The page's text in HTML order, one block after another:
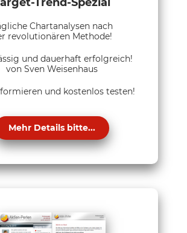
Chartanalysen nach
revolutionären Methode!
und dauerhaft erfolgreich!
von Sven Weisenhaus
und kostenlos testen!
Mehr Details bitte...